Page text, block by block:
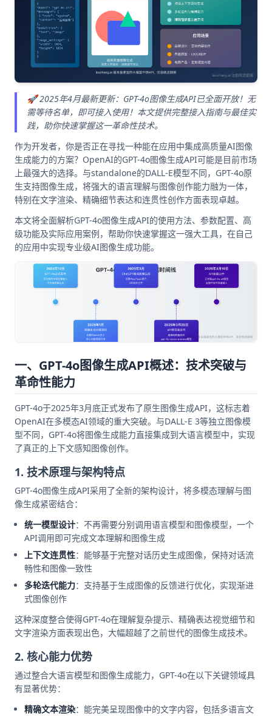
🚀 2025年4月最新更新：GPT-4o图像生成API已全面开放！无
需等待名单，即可接入使用！本文提供完整接入指南与最佳实
践，助你快速掌握这一革命性技术。
作为开发者，你是否正在寻找一种能在应用中集成高质量AI图像
生成能力的方案？OpenAI的GPT-4o图像生成API可能是目前市场
上最强大的选择。与standalone的DALL-E模型不同，GPT-4o原
生支持图像生成，将强大的语言理解与图像创作能力融为一体，
特别在文字渲染、精确细节表达和连贯性创作方面表现卓越。
本文将全面解析GPT-4o图像生成API的使用方法、参数配置、高
级功能及实际应用案例，帮助你快速掌握这一强大工具，在自己
的应用中实现专业级AI图像生成功能。
一、GPT-4o图像生成API概述：技术突破与
革命性能力
GPT-4o于2025年3月底正式发布了原生图像生成API，这标志着
OpenAI在多模态AI领域的重大突破。与DALL-E 3等独立图像模
型不同，GPT-4o将图像生成能力直接集成到大语言模型中，实现
了真正的上下文感知图像创作。
1. 技术原理与架构特点
GPT-4o图像生成API采用了全新的架构设计，将多模态理解与图
像生成紧密结合：
统一模型设计：不再需要分别调用语言模型和图像模型，一个
API调用即可完成文本理解和图像生成
上下文连贯性：能够基于完整对话历史生成图像，保持对话流
畅性和图像一致性
多轮迭代能力：支持基于生成图像的反馈进行优化，实现渐进
式图像创作
这种深度整合使得GPT-4o在理解复杂提示、精确表达视觉细节和
文字渲染方面表现出色，大幅超越了之前世代的图像生成技术。
2. 核心能力优势
通过整合大语言模型和图像生成能力，GPT-4o在以下关键领域具
有显著优势：
精确文本渲染：能完美呈现图像中的文字内容，包括多语言文